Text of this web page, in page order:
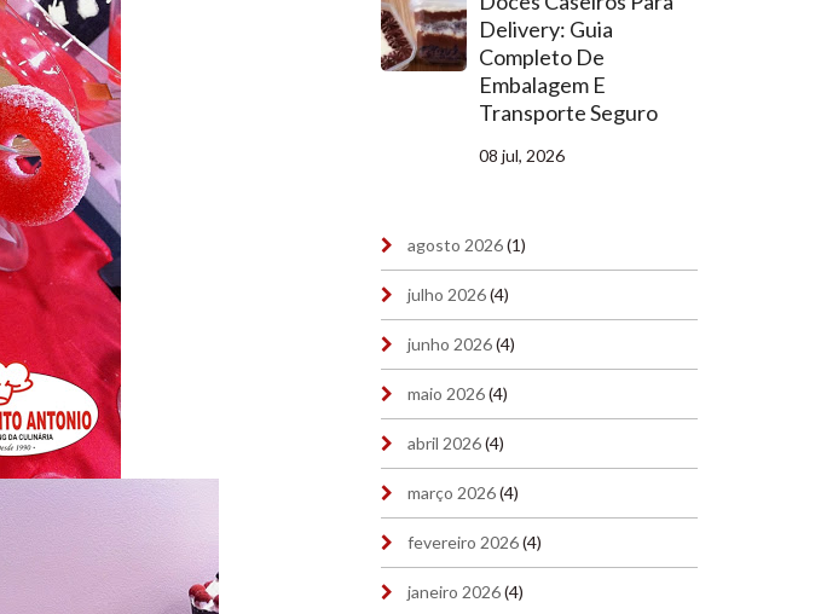
Delivery: Guia
Completo De
Embalagem E
Transporte Seguro
08 jul, 2026
agosto 2026(1)
julho 2026(4)
junho 2026(4)
maio 2026(4)
abril 2026(4)
março 2026(4)
fevereiro 2026(4)
janeiro 2026(4)